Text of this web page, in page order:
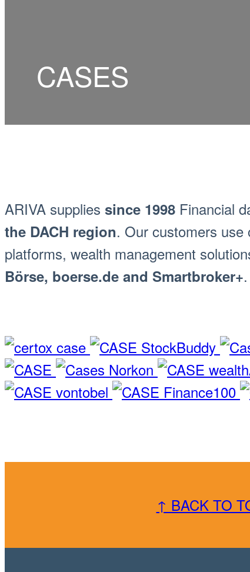
CASES
ARIVA supplies since 1998 Financial
the DACH region. Our customers
platforms, wealth management
Börse, boerse.de and Smartbroker+.
↑ BACK TO